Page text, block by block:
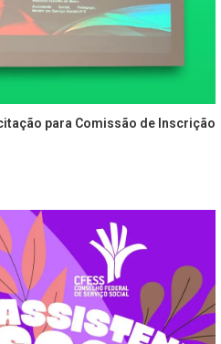
para Comissão de Inscrição